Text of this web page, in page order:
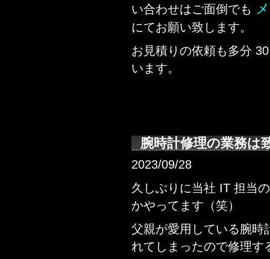
い合わせはご面倒でも
にてお願い致します。
お見積りの依頼も多分
います。
腕時計修理の業務は
2023/09/28
久しぶりに当社 IT 担当
かやってます（笑）
父親が愛用している腕時
れてしまったので修理す